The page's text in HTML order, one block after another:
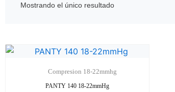
Mostrando el único resultado
Compresion 18-22mmhg
PANTY 140 18-22mmHg